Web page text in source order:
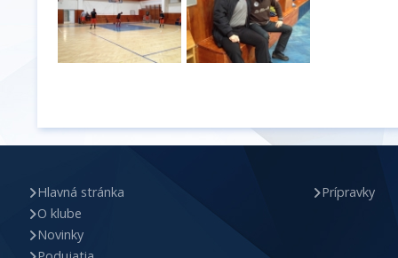
Hlavná stránka
O klube
Novinky
Prípravky